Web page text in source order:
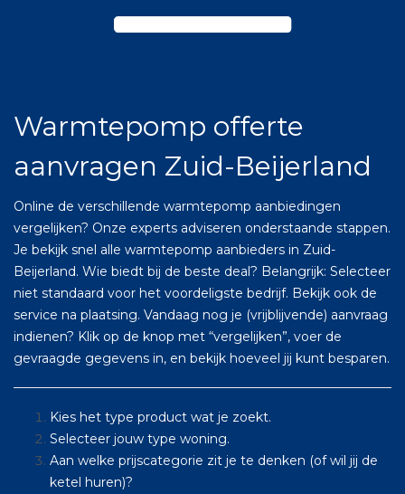
Warmtepomp offerte
aanvragen Zuid-Beijerland
Online de verschillende warmtepomp aanbiedingen
vergelijken? Onze experts adviseren onderstaande stappen.
Je bekijk snel alle warmtepomp aanbieders in Zuid-
Beijerland. Wie biedt bij de beste deal? Belangrijk: Selecteer
niet standaard voor het voordeligste bedrijf. Bekijk ook de
service na plaatsing. Vandaag nog je (vrijblijvende) aanvraag
indienen? Klik op de knop met “vergelijken”, voer de
gevraagde gegevens in, en bekijk hoeveel jij kunt besparen.
Kies het type product wat je zoekt.
Selecteer jouw type woning.
Aan welke prijscategorie zit je te denken (of wil jij de
ketel huren)?